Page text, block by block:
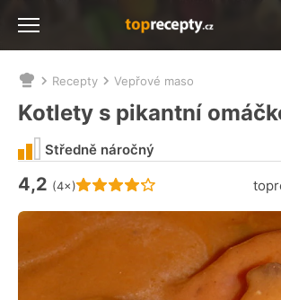
Nacházíte
se
zde:
Recepty Vepřové maso
Kotlety s pikantní
Hodnocení receptu je
4,2 (4×)
Středně náročný